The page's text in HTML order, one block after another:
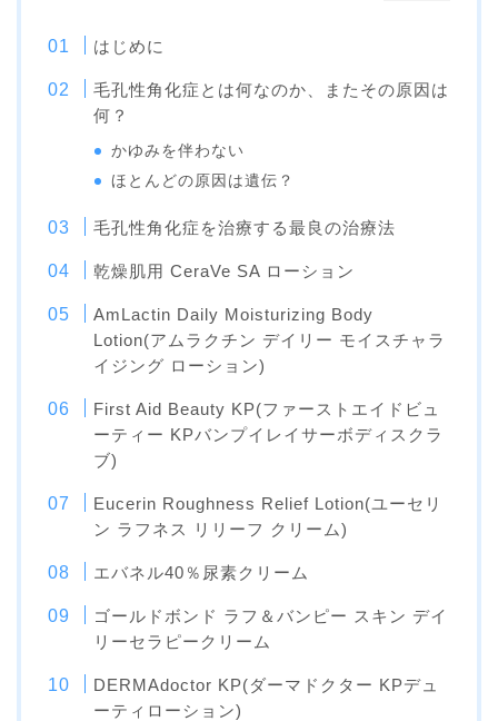
はじめに
毛孔性角化症とは何なのか、またその原因は
何？
かゆみを伴わない
ほとんどの原因は遺伝？
毛孔性角化症を治療する最良の治療法
乾燥肌用 CeraVe SA ローション
AmLactin Daily Moisturizing Body
Lotion(アムラクチン デイリー モイスチャラ
イジング ローション)
First Aid Beauty KP(ファーストエイドビュ
ーティー KPバンプイレイサーボディスクラ
ブ)
Eucerin Roughness Relief Lotion(ユーセリ
ン ラフネス リリーフ クリーム)
エバネル40％尿素クリーム
ゴールドボンド ラフ＆バンピー スキン デイ
リーセラピークリーム
DERMAdoctor KP(ダーマドクター KPデュ
ーティローション)